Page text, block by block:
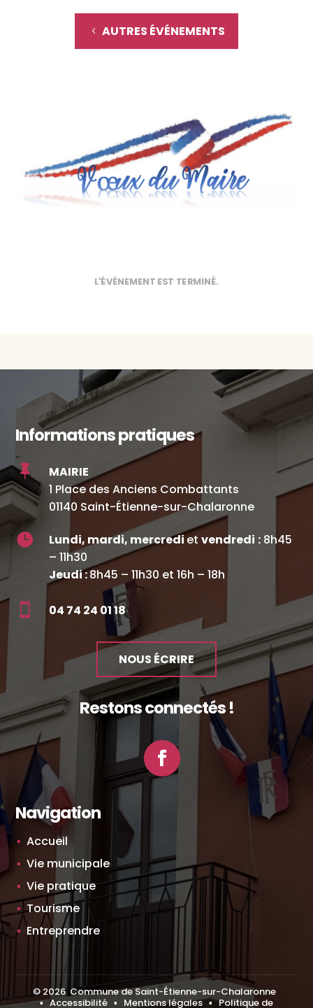
AUTRES ÉVÉNEMENTS
L'ÉVÉNEMENT EST TERMINÉ.
Informations pratiques

MAIRIE
1 Place des Anciens Combattants
01140 Saint-Étienne-sur-Chalaronne
 Lundi, mardi, mercrediet vendredi :8h45
– 11h30
Jeudi :8h45 – 11h30 et 16h – 18h
 04 74 24 01 18
NOUS ÉCRIRE
Restons connectés !
Facebook
Navigation
Accueil
Vie municipale
Vie pratique
Tourisme
Entreprendre
©2026Commune de Saint-Étienne-sur-Chalaronne
▪Accessibilité▪ Mentions légales▪Politique de